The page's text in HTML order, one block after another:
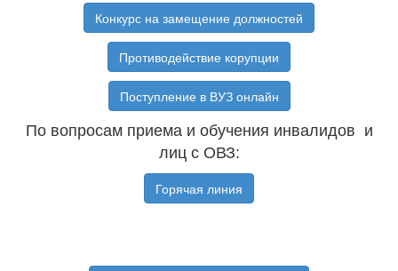
Конкурс на замещение должностей
Противодействие корупции
Поступление в ВУЗ онлайн
По вопросам приема и обучения инвалидов и
лиц с ОВЗ:
Горячая линия